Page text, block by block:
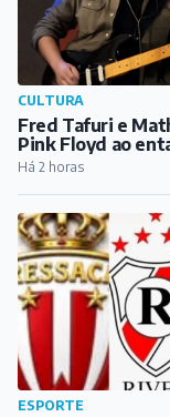
CULTURA
Fred Tafuri e
Pink Floyd ao
Há 2 horas
ESPORTE